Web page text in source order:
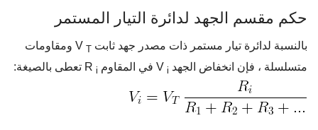
حكم مقسم الجهد لدائرة التيار المستمر
بالنسبة لدائرة تيار مستمر ذات مصدر جهد ثابت VT
ومقاومات
متسلسلة ، فإن انخفاض الجهد Vi في المقاوم Ri تعطى بالصيغة: